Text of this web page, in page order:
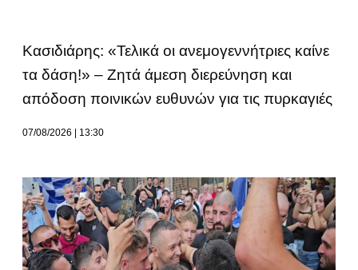
Κασιδιάρης: «Τελικά οι ανεμογεννήτριες καίνε
τα δάση!» – Ζητά άμεση διερεύνηση και
απόδοση ποινικών ευθυνών για τις πυρκαγιές
07/08/2026 13:30